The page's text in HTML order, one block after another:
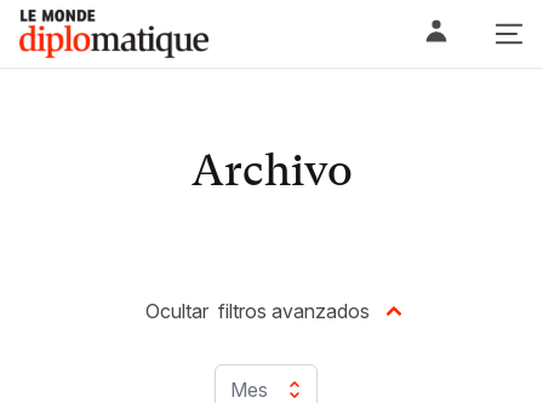
Skip
content
Le monde diplomatique
Archivo
Mes
Ocultar filtros avanzados